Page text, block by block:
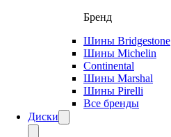
Бренд
Шины Bridgestone
Шины Michelin
Continental
Шины Marshal
Шины Pirelli
Все бренды
Диски